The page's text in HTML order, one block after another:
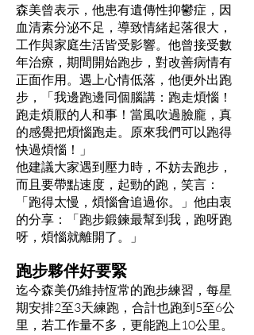
森美曾表示，他患有遺傳性抑鬱症，因
血清素分泌不足，導致情緒起落很大，
工作與家庭生活皆受影響。他曾接受數
年治療，期間開始跑步，對改善病情有
正面作用。遇上心情低落，他便外出跑
步，「我邊跑邊同個腦講：跑走煩惱！
跑走煩厭的人和事！當風吹過臉龐，真
的感覺把煩惱跑走。原來我們可以跑得
快過煩惱！」
他建議大家遇到壓力時，不妨去跑步，
而且要帶點速度，起勁的跑，笑言：
「跑得太慢，煩惱會追過你。」他由衷
的分享：「跑步鍛鍊最幫到我，跑呀跑
呀，煩惱就離開了。」
跑步夥伴好要緊
迄今森美仍維持恆常的跑步練習，每星
期安排2至3天練跑，合計也跑到5至6公
里，若工作量不多，更能跑上10公里。